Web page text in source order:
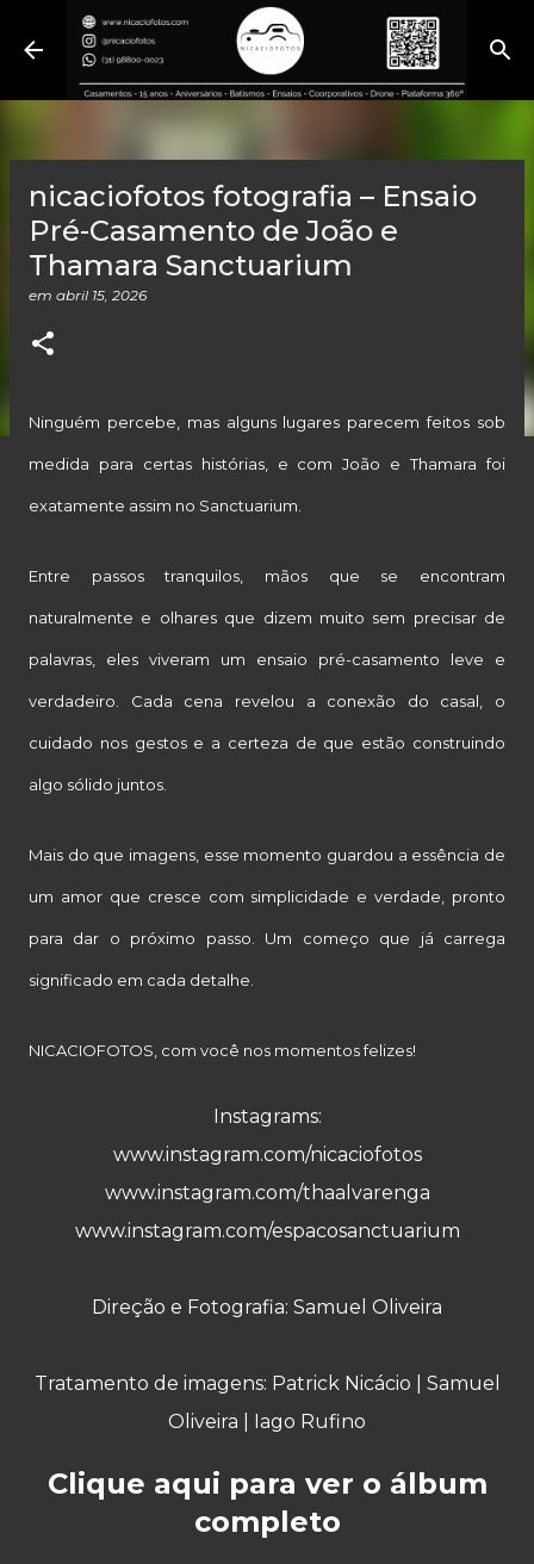
Pular para o conteúdo principal
nicaciofotos fotografia – Ensaio
Pré-Casamento de João e
Thamara Sanctuarium
em abril 15, 2026
Ninguém percebe, mas alguns lugares parecem feitos sob
medida para certas histórias, e com João e Thamara foi
exatamente assim no Sanctuarium.
Entre passos tranquilos, mãos que se encontram
naturalmente e olhares que dizem muito sem precisar de
palavras, eles viveram um ensaio pré-casamento leve e
verdadeiro. Cada cena revelou a conexão do casal, o
cuidado nos gestos e a certeza de que estão construindo
algo sólido juntos.
Mais do que imagens, esse momento guardou a essência de
um amor que cresce com simplicidade e verdade, pronto
para dar o próximo passo. Um começo que já carrega
significado em cada detalhe.
NICACIOFOTOS, com você nos momentos felizes!
Instagrams:
www.instagram.com/nicaciofotos
www.instagram.com/thaalvarenga
www.instagram.com/espacosanctuarium
Direção e Fotografia: Samuel Oliveira
Tratamento de imagens: Patrick Nicácio
Samuel
Oliveira
Iago Rufino
Clique aqui para ver o álbum
completo